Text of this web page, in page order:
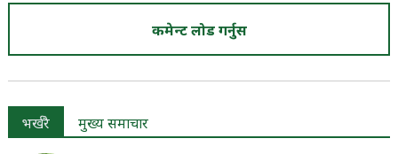
कमेन्ट लोड गर्नुस
भर्खरै मुख्य समाचार